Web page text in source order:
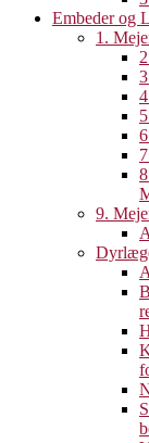
Embeder og
1.
9.